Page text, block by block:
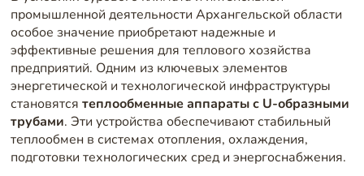
промышленной деятельности Архангельской области
особое значение приобретают надежные и
эффективные решения для теплового хозяйства
предприятий. Одним из ключевых элементов
энергетической и технологической инфраструктуры
становятся теплообменные аппараты с U-образными
трубами. Эти устройства обеспечивают стабильный
теплообмен в системах отопления, охлаждения,
подготовки технологических сред и энергоснабжения.